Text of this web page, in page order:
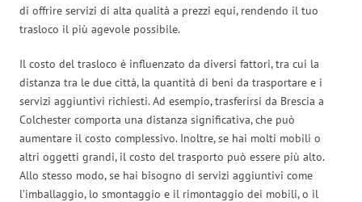
di offrire servizi di alta qualità a prezzi equi, rendendo il tuo
trasloco il più agevole possibile.
Il costo del trasloco è influenzato da diversi fattori, tra cui la
distanza tra le due città, la quantità di beni da trasportare e i
servizi aggiuntivi richiesti. Ad esempio, trasferirsi da Brescia a
Colchester comporta una distanza significativa, che può
aumentare il costo complessivo. Inoltre, se hai molti mobili o
altri oggetti grandi, il costo del trasporto può essere più alto.
Allo stesso modo, se hai bisogno di servizi aggiuntivi come
l’imballaggio, lo smontaggio e il rimontaggio dei mobili, o il